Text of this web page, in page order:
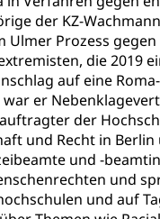
der KZ-
Ulmer Prozess
die 2019
auf eine
er
der
und Recht in
und -
und
und auf